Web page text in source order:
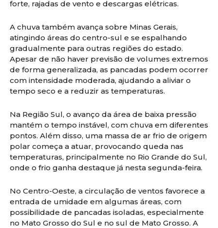
forte, rajadas de vento e descargas elétricas.
A chuva também avança sobre Minas Gerais,
atingindo áreas do centro-sul e se espalhando
gradualmente para outras regiões do estado.
Apesar de não haver previsão de volumes extremos
de forma generalizada, as pancadas podem ocorrer
com intensidade moderada, ajudando a aliviar o
tempo seco e a reduzir as temperaturas.
Na Região Sul, o avanço da área de baixa pressão
mantém o tempo instável, com chuva em diferentes
pontos. Além disso, uma massa de ar frio de origem
polar começa a atuar, provocando queda nas
temperaturas, principalmente no Rio Grande do Sul,
onde o frio ganha destaque já nesta segunda-feira.
No Centro-Oeste, a circulação de ventos favorece a
entrada de umidade em algumas áreas, com
possibilidade de pancadas isoladas, especialmente
no Mato Grosso do Sul e no sul de Mato Grosso. A